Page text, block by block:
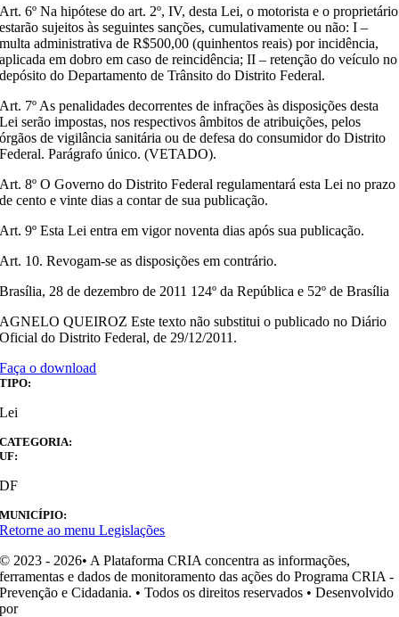
Art. 6º Na hipótese do art. 2º, IV, desta Lei, o motorista e o proprietário
estarão sujeitos às seguintes sanções, cumulativamente ou não: I –
multa administrativa de R$500,00 (quinhentos reais) por incidência,
aplicada em dobro em caso de reincidência; II – retenção do veículo no
depósito do Departamento de Trânsito do Distrito Federal.
Art. 7º As penalidades decorrentes de infrações às disposições desta
Lei serão impostas, nos respectivos âmbitos de atribuições, pelos
órgãos de vigilância sanitária ou de defesa do consumidor do Distrito
Federal. Parágrafo único. (VETADO).
Art. 8º O Governo do Distrito Federal regulamentará esta Lei no prazo
de cento e vinte dias a contar de sua publicação.
Art. 9º Esta Lei entra em vigor noventa dias após sua publicação.
Art. 10. Revogam-se as disposições em contrário.
Brasília, 28 de dezembro de 2011 124º da República e 52º de Brasília
AGNELO QUEIROZ Este texto não substitui o publicado no Diário
Oficial do Distrito Federal, de 29/12/2011.
Faça o download
TIPO:
Lei
CATEGORIA:
UF:
DF
MUNICÍPIO:
Retorne ao menu Legislações
© 2023 - 2026• A Plataforma CRIA concentra as informações,
ferramentas e dados de monitoramento das ações do Programa CRIA -
Prevenção e Cidadania. • Todos os direitos reservados • Desenvolvido
por